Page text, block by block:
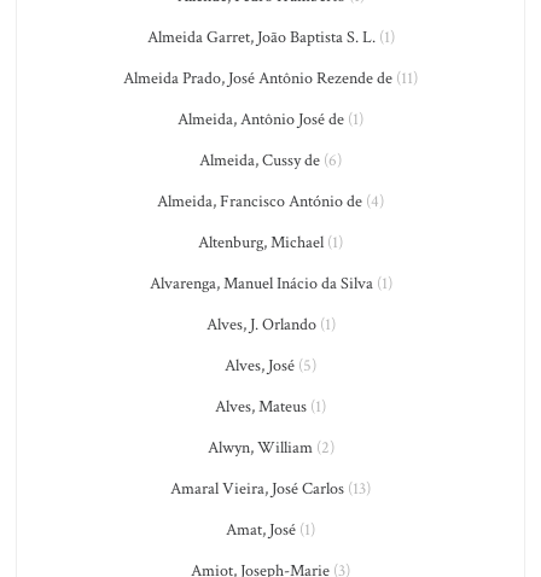
Almeida Garret, João Baptista S. L.(1)
Almeida Prado, José Antônio Rezende de (11)
Almeida, Antônio José de (1)
Almeida, Cussy de (6)
Almeida, Francisco António de (4)
Altenburg, Michael (1)
Alvarenga, Manuel Inácio da Silva(1)
Alves, J. Orlando(1)
Alves, José (5)
Alves, Mateus (1)
Alwyn, William(2)
Amaral Vieira, José Carlos (13)
Amat, José (1)
Amiot, Joseph-Marie (3)